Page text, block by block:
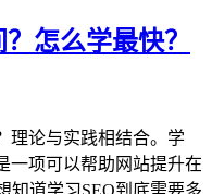
怎么学最快？
理论与实践相结合。学
一项可以帮助网站提升在
知道学习SEO到底需要多